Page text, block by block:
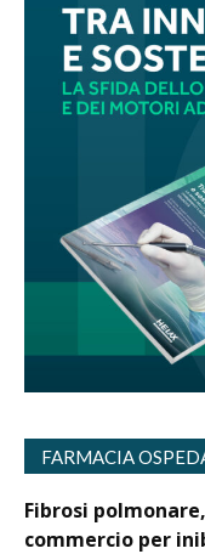
FARMACIA
Fibrosi
commercio per